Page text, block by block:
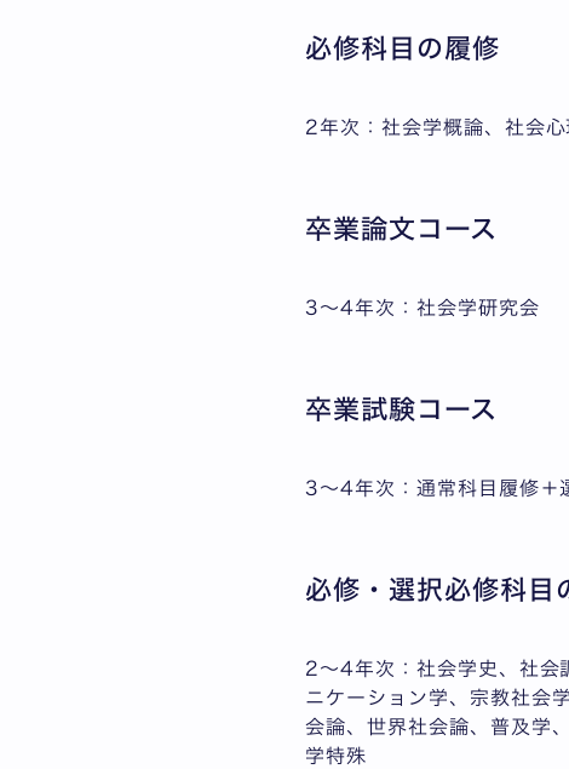
必修科目の履修
2年次：社会学概論、社会
卒業論文コース
3～4年次：社会学研究会
卒業試験コース
3～4年次：通常科目履修＋
必修・選択必修科目
2～4年次：社会学史、社会
ニケーション学、宗教社会
会論、世界社会論、普及学
学特殊